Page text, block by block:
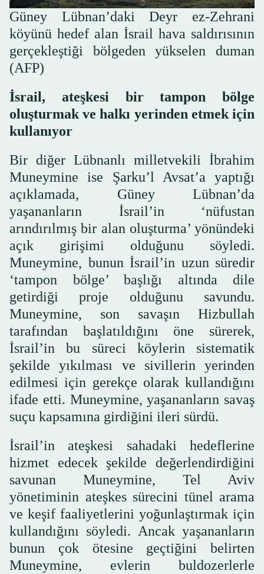
Güney Lübnan’daki Deyr ez-Zehrani
köyünü hedef alan İsrail hava saldırısının
gerçekleştiği bölgeden yükselen duman
(AFP)
İsrail, ateşkesi bir tampon bölge
oluşturmak ve halkı yerinden etmek için
kullanıyor
Bir diğer Lübnanlı milletvekili İbrahim
Muneymine ise Şarku’l Avsat’a yaptığı
açıklamada, Güney Lübnan’da
yaşananların İsrail’in ‘nüfustan
arındırılmış bir alan oluşturma’ yönündeki
açık girişimi olduğunu söyledi.
Muneymine, bunun İsrail’in uzun süredir
‘tampon bölge’ başlığı altında dile
getirdiği proje olduğunu savundu.
Muneymine, son savaşın Hizbullah
tarafından başlatıldığını öne sürerek,
İsrail’in bu süreci köylerin sistematik
şekilde yıkılması ve sivillerin yerinden
edilmesi için gerekçe olarak kullandığını
ifade etti. Muneymine, yaşananların savaş
suçu kapsamına girdiğini ileri sürdü.
İsrail’in ateşkesi sahadaki hedeflerine
hizmet edecek şekilde değerlendirdiğini
savunan Muneymine, Tel Aviv
yönetiminin ateşkes sürecini tünel arama
ve keşif faaliyetlerini yoğunlaştırmak için
kullandığını söyledi. Ancak yaşananların
bunun çok ötesine geçtiğini belirten
Muneymine, evlerin buldozerlerle